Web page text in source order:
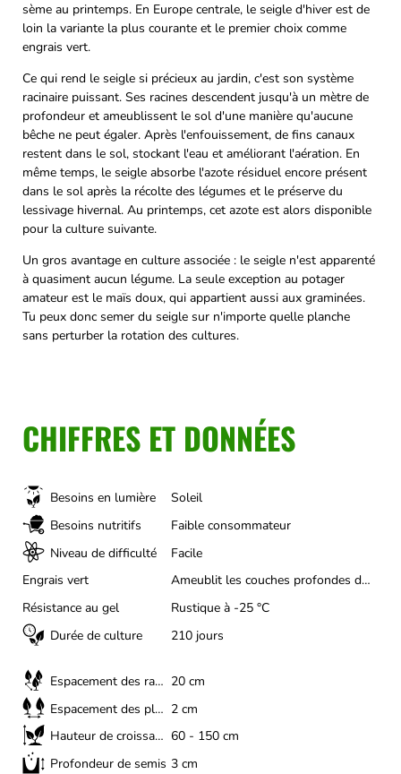
sème au printemps. En Europe centrale, le seigle d'hiver est de
loin la variante la plus courante et le premier choix comme
engrais vert.
Ce qui rend le seigle si précieux au jardin, c'est son système
racinaire puissant. Ses racines descendent jusqu'à un mètre de
profondeur et ameublissent le sol d'une manière qu'aucune
bêche ne peut égaler. Après l'enfouissement, de fins canaux
restent dans le sol, stockant l'eau et améliorant l'aération. En
même temps, le seigle absorbe l'azote résiduel encore présent
dans le sol après la récolte des légumes et le préserve du
lessivage hivernal. Au printemps, cet azote est alors disponible
pour la culture suivante.
Un gros avantage en culture associée : le seigle n'est apparenté
à quasiment aucun légume. La seule exception au potager
amateur est le maïs doux, qui appartient aussi aux graminées.
Tu peux donc semer du seigle sur n'importe quelle planche
sans perturber la rotation des cultures.
CHIFFRES ET DONNÉES
Besoins en lumière
Soleil
Besoins nutritifs
Faible consommateur
Niveau de difficulté
Facile
Engrais vert
Ameublit les couches profondes du sol compacté, Étouffe particulièrement bien les mauvaises herbes, Retient l'azote du sol contre le lessivage
Résistance au gel
Rustique à -25 °C
Durée de culture
210 jours
Espacement des rangs
20 cm
Espacement des plantes
2 cm
Hauteur de croissance
60 - 150 cm
Profondeur de semis 3 cm